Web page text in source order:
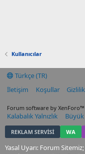
Kullanıcılar
Türkçe (TR)
İletişim
Koşullar
Forum software by XenForo™
Kalabalık Yalnızlık
REKLAM SERVİSİ WA
Yasal Uyarı: Forum